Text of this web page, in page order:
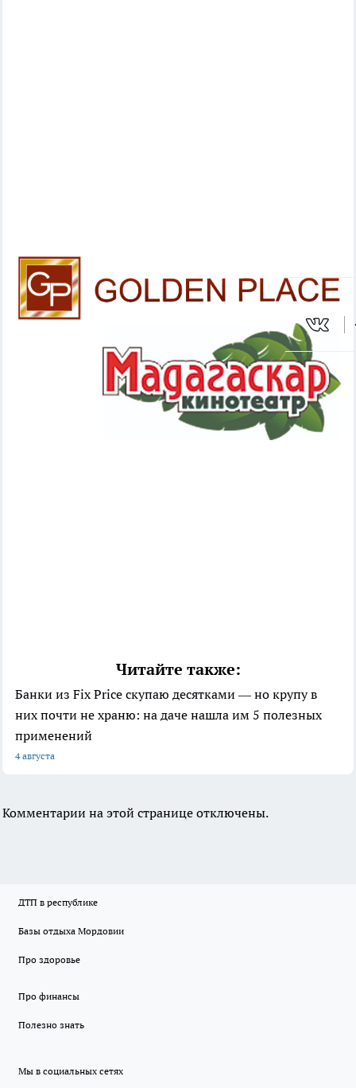
Читайте также:
Банки из Fix Price скупаю десятками — но крупу в
них почти не храню: на даче нашла им 5 полезных
применений
4 августа
Комментарии на этой странице отключены.
ДТП в республике
Базы отдыха Мордовии
Про здоровье
Про финансы
Полезно знать
Мы в социальных сетях